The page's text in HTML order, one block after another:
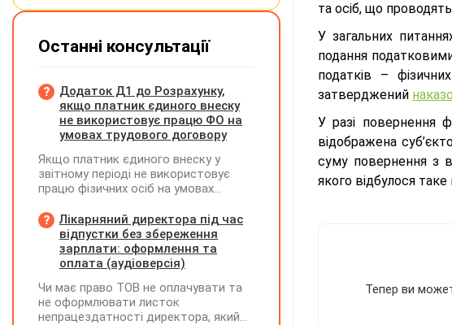
та осіб, що
У загальних
подання
податків –
затверджений
У разі повернення
відображена
суму повернення з
якого відбулося
Тепер ви
Останні консультації
Додаток Д1 до Розрахунку,
якщо платник єдиного внеску
не використовує працю ФО на
умовах трудового договору
Якщо платник єдиного внеску у
звітному періоді не використовує
працю фізичних осіб на умовах
на інших умовах, передбачених
законодавством, Додаток Д1/
Додаток ФІЗ-Д1 за відповідний
період не подається
Лікарняний директора під час
відпустки без збереження
зарплати: оформлення та
оплата (аудіоверсія)
Чи має право ТОВ не оплачувати та
не оформлювати листок
непрацездатності директора, який